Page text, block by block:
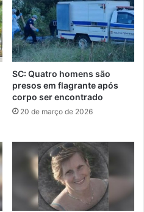
SC: Quatro homens são
presos em flagrante após
corpo ser encontrado
20 de março de 2026